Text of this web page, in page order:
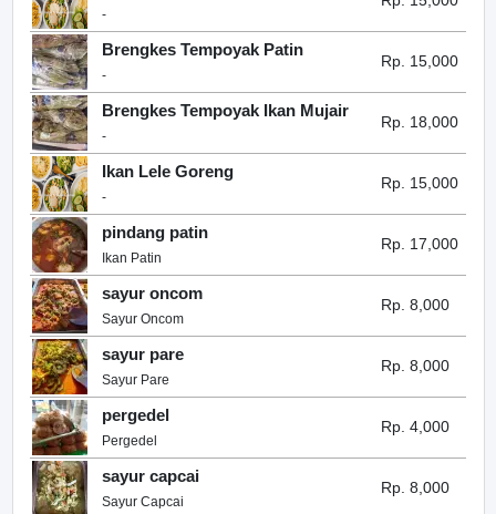
-
Brengkes Tempoyak Patin
-
Rp. 15,000
Brengkes Tempoyak Ikan Mujair
-
Rp. 18,000
Ikan Lele Goreng
-
Rp. 15,000
pindang patin
Ikan Patin
Rp. 17,000
sayur oncom
Sayur Oncom
Rp. 8,000
sayur pare
Sayur Pare
Rp. 8,000
pergedel
Pergedel
Rp. 4,000
sayur capcai
Sayur Capcai
Rp. 8,000